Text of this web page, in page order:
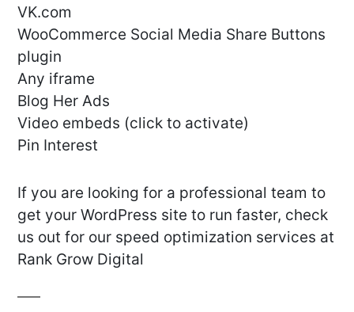
VK.com
WooCommerce Social Media Share Buttons
plugin
Any iframe
Blog Her Ads
Video embeds (click to activate)
Pin Interest
If you are looking for a professional team to
get your WordPress site to run faster, check
us out for our speed optimization services at
Rank Grow Digital